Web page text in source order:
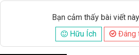
Bạn cảm thấy bài viết
Hữu Ích
Đáng